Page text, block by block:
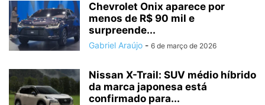
Chevrolet Onix aparece por
menos de R$ 90 mil e
surpreende...
Gabriel Araújo - 6 de março de 2026
Nissan X-Trail: SUV médio híbrido
da marca japonesa está
confirmado para...